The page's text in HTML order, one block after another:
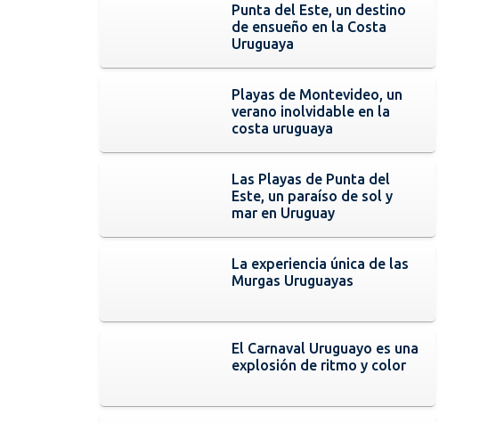
Punta del Este, un destino
de ensueño en la Costa
Uruguaya
Playas de Montevideo, un
verano inolvidable en la
costa uruguaya
Las Playas de Punta del
Este, un paraíso de sol y
mar en Uruguay
La experiencia única de las
Murgas Uruguayas
El Carnaval Uruguayo es una
explosión de ritmo y color